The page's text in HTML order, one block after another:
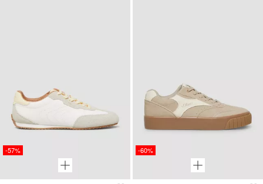
-57% -60%